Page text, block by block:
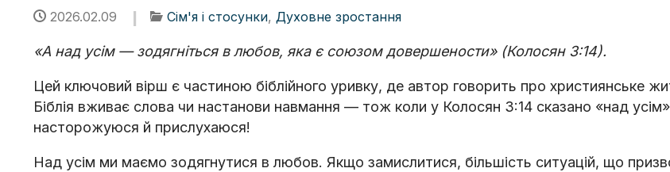
2026.02.09 Сім'я і стосунки, Духовне зростання
«А над усім — зодягніться в любов, яка є союзом довершености» (Колосян 3:14).
Цей ключовий вірш є частиною біблійного уривку, де автор говорить про християнське
Біблія вживає слова чи настанови навмання — тож коли у Колосян 3:14 сказано «над
насторожуюся й прислухаюся!
Над усім ми маємо зодягнутися в любов. Якщо замислитися, більшість ситуацій, що